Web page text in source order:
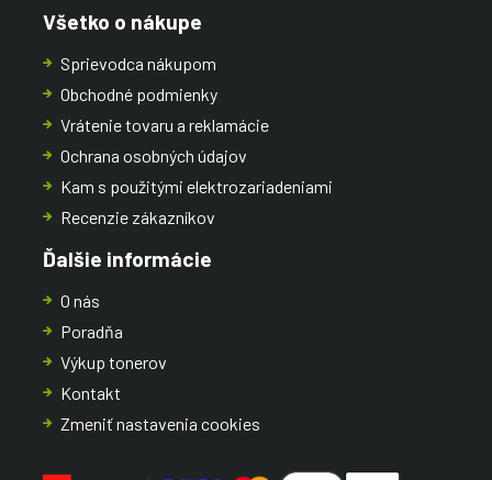
Všetko o nákupe
Sprievodca nákupom
Obchodné podmienky
Vrátenie tovaru a reklamácie
Ochrana osobných údajov
Kam s použitými elektrozariadeniami
Recenzie zákazníkov
Ďalšie informácie
O nás
Poradňa
Výkup tonerov
Kontakt
Zmeniť nastavenia cookies